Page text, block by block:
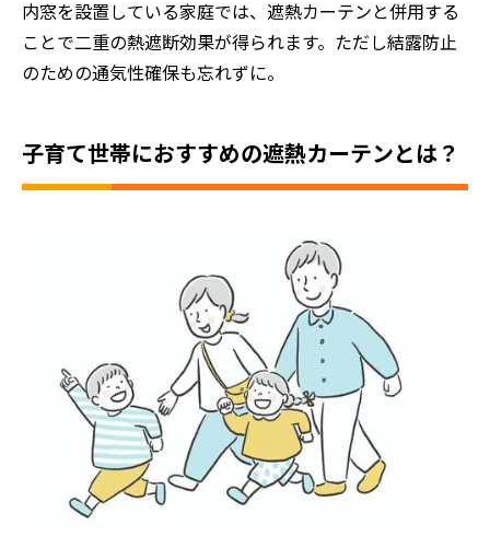
内窓を設置している家庭では、遮熱カーテンと併用する
ことで二重の熱遮断効果が得られます。ただし結露防止
のための通気性確保も忘れずに。
子育て世帯におすすめの遮熱カーテンとは？